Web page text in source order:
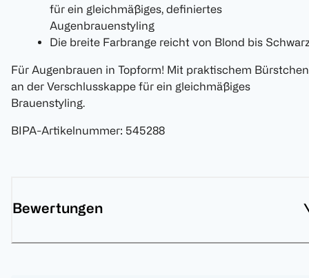
für ein gleichmäßiges, definiertes
Augenbrauenstyling
Die breite Farbrange reicht von Blond bis
Für Augenbrauen in Topform! Mit praktischem Bürstchen
an der Verschlusskappe für ein gleichmäßiges
Brauenstyling.
BIPA-Artikelnummer: 545288
Bewertungen